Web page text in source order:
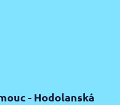
- Hodolanská